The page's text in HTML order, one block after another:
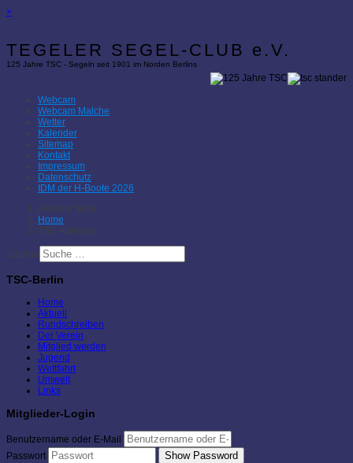
×
TEGELER SEGEL-CLUB e.V.
125 Jahre TSC - Segeln seit 1901 im Norden Berlins
Webcam
Webcam Malche
Wetter
Kalender
Sitemap
Kontakt
Impressum
Datenschutz
IDM der H-Boote 2026
Aktuelle Seite:
Home
TSC-Kalender
Suchen
TSC-Berlin
Home
Aktuell
Rundschreiben
Der Verein
Mitglied werden
Jugend
Wettfahrt
Umwelt
Links
Mitglieder-Login
Benutzername oder E-Mail
Passwort
Show Password